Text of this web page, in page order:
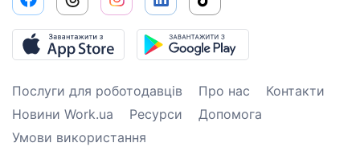
Послуги для роботодавців Про нас
Контакти
Новини Work.ua
Ресурси
Допомога
Умови використання